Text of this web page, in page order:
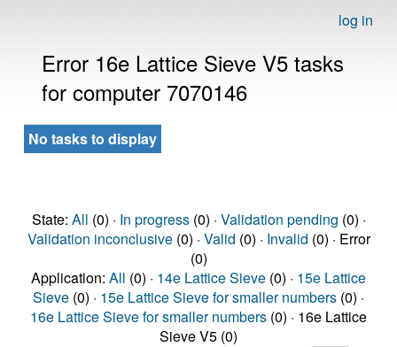
log in
Error 16e Lattice Sieve V5 tasks
for computer 7070146
No tasks to display
State: All (0) · In progress(0) · Validation pending (0) ·
Validation inconclusive(0) · Valid (0) · Invalid (0) · Error
(0)
Application: All (0) · 14e Lattice Sieve (0) · 15e Lattice
Sieve (0) · 15e Lattice Sieve for smaller numbers (0) ·
16e Lattice Sieve for smaller numbers (0) · 16e Lattice
Sieve V5 (0)